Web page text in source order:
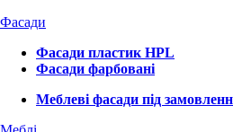
Фасади
Фасади пластик HPL
Фасади фарбовані
Меблеві фасади під